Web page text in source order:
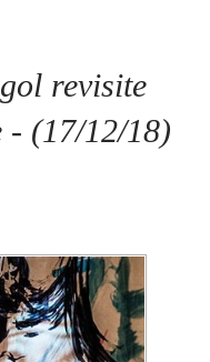
revisite
- (17/12/18)